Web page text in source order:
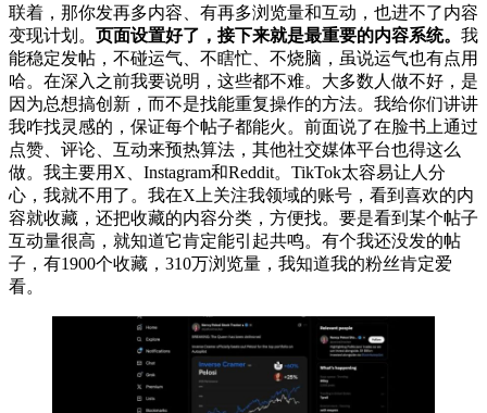
联着，那你发再多内容、有再多浏览量和互动，也进不了内容
变现计划。 页面设置好了，接下来就是最重要的内容系统。 我
能稳定发帖，不碰运气、不瞎忙、不烧脑，虽说运气也有点用
哈。在深入之前我要说明，这些都不难。大多数人做不好，是
因为总想搞创新，而不是找能重复操作的方法。我给你们讲讲
我咋找灵感的，保证每个帖子都能火。前面说了在脸书上通过
点赞、评论、互动来预热算法，其他社交媒体平台也得这么
做。我主要用X、Instagram和Reddit。TikTok太容易让人分
心，我就不用了。我在X上关注我领域的账号，看到喜欢的内
容就收藏，还把收藏的内容分类，方便找。要是看到某个帖子
互动量很高，就知道它肯定能引起共鸣。有个我还没发的帖
子，有1900个收藏，310万浏览量，我知道我的粉丝肯定爱
看。